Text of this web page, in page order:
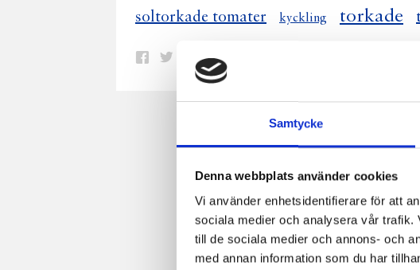
Samtycke
Denna webbplats använder cookies
Vi använder enhetsidentifierare för att
sociala medier och analysera vår trafik.
till de sociala medier och annons- och
med annan information som du har
soltorkade tomater kyckling torkade
Dela
Facebook
Dela
Twitter
Dela
på
Pinterest
Dela
via
e-